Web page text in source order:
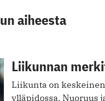
aiheesta
Liikunnan
Liikunta on
ylläpidossa. Nuoruus